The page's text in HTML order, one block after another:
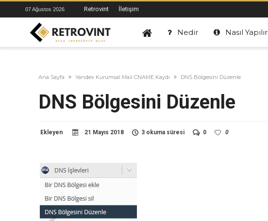
07 Ağustos 2026 Retrovint İletişim
Nedir Nasıl Yapılır
Ana Sayfa Yandex Kurumsal Mail CNAME Kaydı DNS Bölgesini Düzenle
DNS Bölgesini Düzenle
Ekleyen 21 Mayıs 2018 3 okuma süresi 0 0